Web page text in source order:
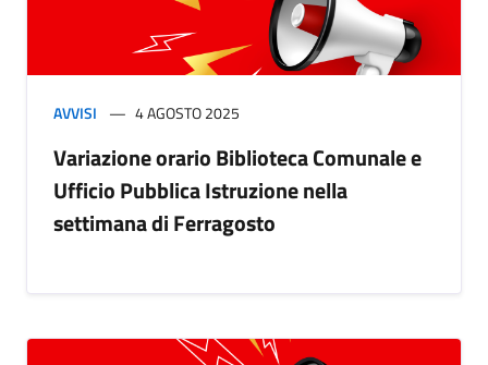
AVVISI 4 AGOSTO 2025
Variazione orario Biblioteca Comunale e
Ufficio Pubblica Istruzione nella
settimana di Ferragosto